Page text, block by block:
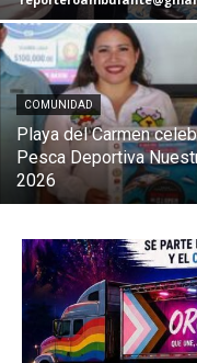
COMUNIDAD
Playa del Carmen
Pesca Deportiva
2026